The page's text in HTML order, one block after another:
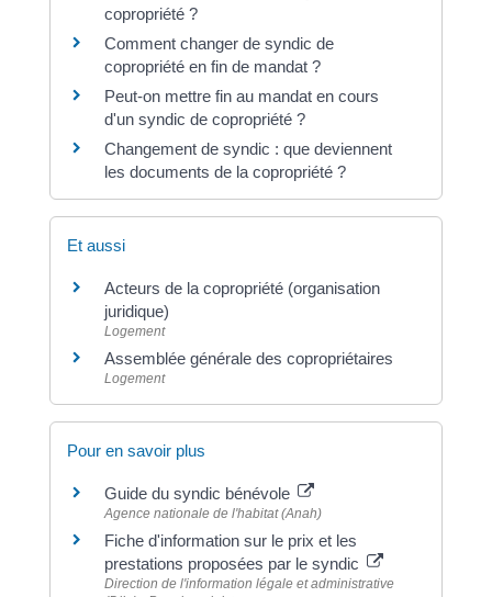
copropriété ?
Comment changer de syndic de
copropriété en fin de mandat ?
Peut-on mettre fin au mandat en cours
d'un syndic de copropriété ?
Changement de syndic : que deviennent
les documents de la copropriété ?
Et aussi
Acteurs de la copropriété (organisation
juridique)
Logement
Assemblée générale des copropriétaires
Logement
Pour en savoir plus
Guide du syndic bénévole
Agence nationale de l'habitat (Anah)
Fiche d'information sur le prix et les
prestations proposées par le syndic
Direction de l'information légale et administrative